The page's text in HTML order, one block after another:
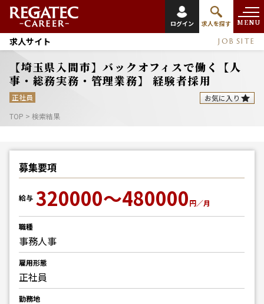
ログイン 求人を探す MENU
求人サイト JOB SITE
【埼玉県入間市】バックオフィスで働く【人
事・総務実務・管理業務】 経験者採用
正社員
お気に入り
TOP > 検索結果
募集要項
給与 320000～480000円／月
職種
事務人事
雇用形態
正社員
勤務地